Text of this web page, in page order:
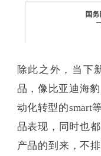
除此之外，当下
品，像比亚迪海
动化转型的smart
品表现，同时也
产品的到来，不